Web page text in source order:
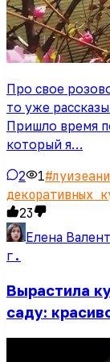
Про свое
то уже
Пришло время
который я…
2 1#
декоративных
23
Елена
г.
Вырастила
саду: